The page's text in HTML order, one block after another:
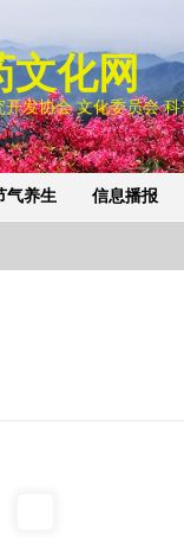
文化网
发协会 文化委员会
气养生 信息播报